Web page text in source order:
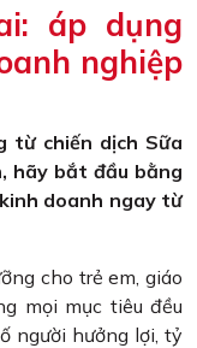
áp dụng
nghiệp
từ chiến dịch Sữa
hãy bắt đầu bằng
doanh ngay từ
cho trẻ em, giáo
mọi mục tiêu đều
người hưởng lợi, tỷ